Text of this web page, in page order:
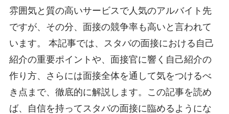
雰囲気と質の高いサービスで人気のアルバイト先
ですが、その分、面接の競争率も高いと言われて
います。 本記事では、スタバの面接における自己
紹介の重要ポイントや、面接官に響く自己紹介の
作り方、さらには面接全体を通して気をつけるべ
き点まで、徹底的に解説します。この記事を読め
ば、自信を持ってスタバの面接に臨めるようにな